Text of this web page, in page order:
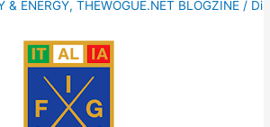
& ENERGY,THEWOGUE.NET BLOGZINE / Di